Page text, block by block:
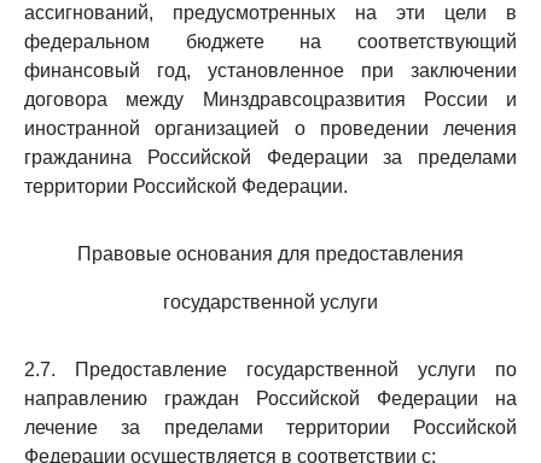
ассигнований, предусмотренных на эти цели в
федеральном бюджете на соответствующий
финансовый год, установленное при заключении
договора между Минздравсоцразвития России и
иностранной организацией о проведении лечения
гражданина Российской Федерации за пределами
территории Российской Федерации.
Правовые основания для предоставления
государственной услуги
2.7. Предоставление государственной услуги по
направлению граждан Российской Федерации на
лечение за пределами территории Российской
Федерации осуществляется в соответствии с: